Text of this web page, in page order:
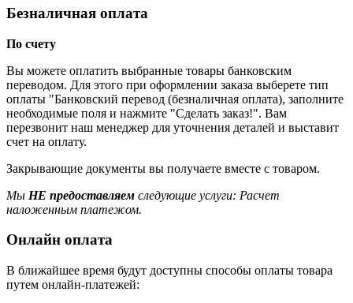
Безналичная оплата
По счету
Вы можете оплатить выбранные товары банковским
переводом. Для этого при оформлении заказа выберете тип
оплаты "Банковский перевод (безналичная оплата), заполните
необходимые поля и нажмите "Сделать заказ!". Вам
перезвонит наш менеджер для уточнения деталей и выставит
счет на оплату.
Закрывающие документы вы получаете вместе с товаром.
Мы НЕ предоставляем следующие услуги: Расчет
наложенным платежом.
Онлайн оплата
В ближайшее время будут доступны способы оплаты товара
путем онлайн-платежей: